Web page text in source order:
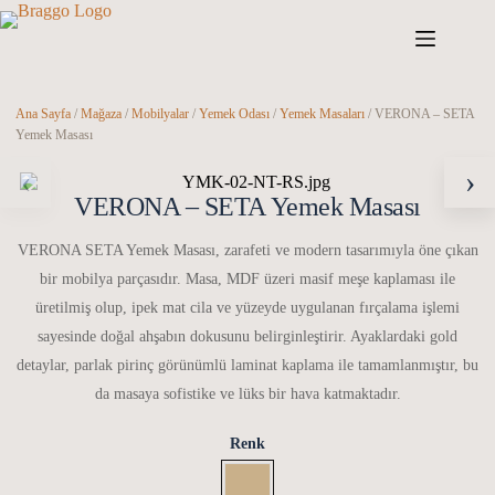
Skip
to
Ana Sayfa / Mağaza / Mobilyalar / Yemek Odası / Yemek Masaları / VERONA – SETA
Yemek Masası
‹ ›
VERONA – SETA Yemek Masası
VERONA SETA Yemek Masası, zarafeti ve modern tasarımıyla öne çıkan
bir mobilya parçasıdır. Masa, MDF üzeri masif meşe kaplaması ile
üretilmiş olup, ipek mat cila ve yüzeyde uygulanan fırçalama işlemi
sayesinde doğal ahşabın dokusunu belirginleştirir. Ayaklardaki gold
detaylar, parlak pirinç görünümlü laminat kaplama ile tamamlanmıştır, bu
da masaya sofistike ve lüks bir hava katmaktadır.
Renk